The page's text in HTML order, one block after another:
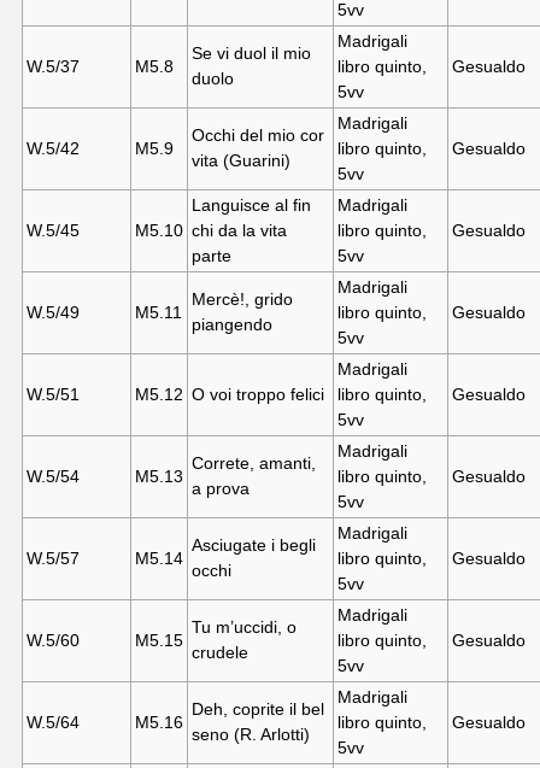
5vv
W.5/37 M5.8
Se vi duol il mio
duolo
Madrigali
libro quinto,
5vv
Gesualdo
W.5/42 M5.9
Occhi del mio cor
vita (Guarini)
Madrigali
libro quinto,
5vv
Gesualdo
W.5/45 M5.10
Languisce al fin
chi da la vita
parte
Madrigali
libro quinto,
5vv
Gesualdo
W.5/49 M5.11
Mercè!, grido
piangendo
Madrigali
libro quinto,
5vv
Gesualdo
W.5/51 M5.12 O voi troppo felici
Madrigali
libro quinto,
5vv
Gesualdo
W.5/54 M5.13
Correte, amanti,
a prova
Madrigali
libro quinto,
5vv
Gesualdo
W.5/57 M5.14
Asciugate i begli
occhi
Madrigali
libro quinto,
5vv
Gesualdo
W.5/60 M5.15
Tu m’uccidi, o
crudele
Madrigali
libro quinto,
5vv
Gesualdo
W.5/64 M5.16
Deh, coprite il bel
seno (R. Arlotti)
Madrigali
libro quinto,
5vv
Gesualdo